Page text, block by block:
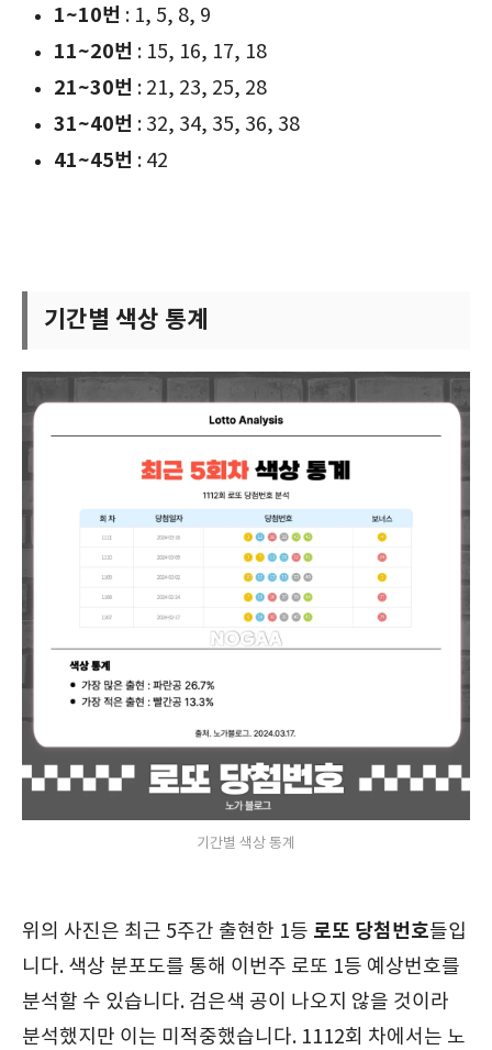
1~10번 : 1, 5, 8, 9
11~20번 : 15, 16, 17, 18
21~30번 : 21, 23, 25, 28
31~40번 : 32, 34, 35, 36, 38
41~45번 : 42
기간별 색상 통계
기간별 색상 통계
위의 사진은 최근 5주간 출현한 1등 로또 당첨번호들입
니다. 색상 분포도를 통해 이번주 로또 1등 예상번호를
분석할 수 있습니다. 검은색 공이 나오지 않을 것이라
분석했지만 이는 미적중했습니다. 1112회 차에서는 노